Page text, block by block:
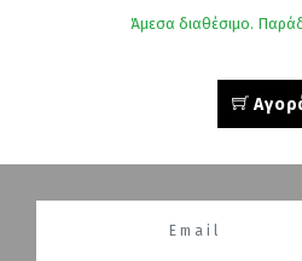
Άμεσα διαθέσιμο.